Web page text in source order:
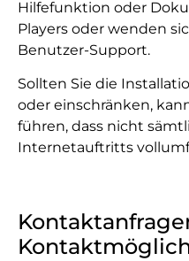
Hilfefunktion oder
Players oder wenden
Benutzer-Support.
Sollten Sie die
oder einschränken,
führen, dass nicht
Internetauftritts